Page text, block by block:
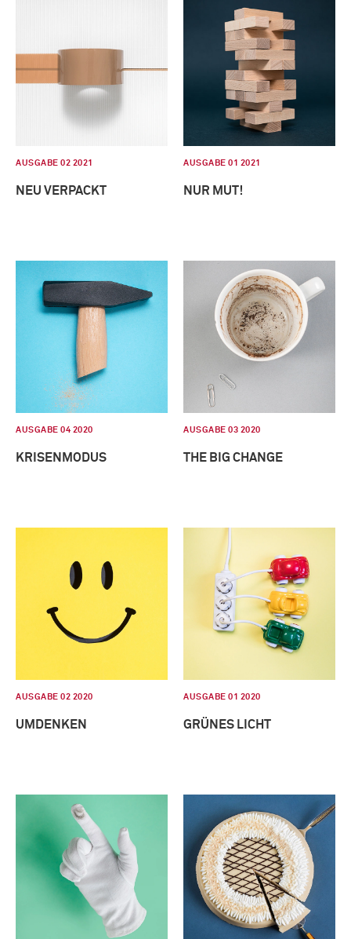
AUSGABE 02 2021
NEU VERPACKT
AUSGABE 01 2021
NUR MUT!
AUSGABE 04 2020
KRISENMODUS
AUSGABE 03 2020
THE BIG CHANGE
AUSGABE 02 2020
UMDENKEN
AUSGABE 01 2020
GRÜNES LICHT